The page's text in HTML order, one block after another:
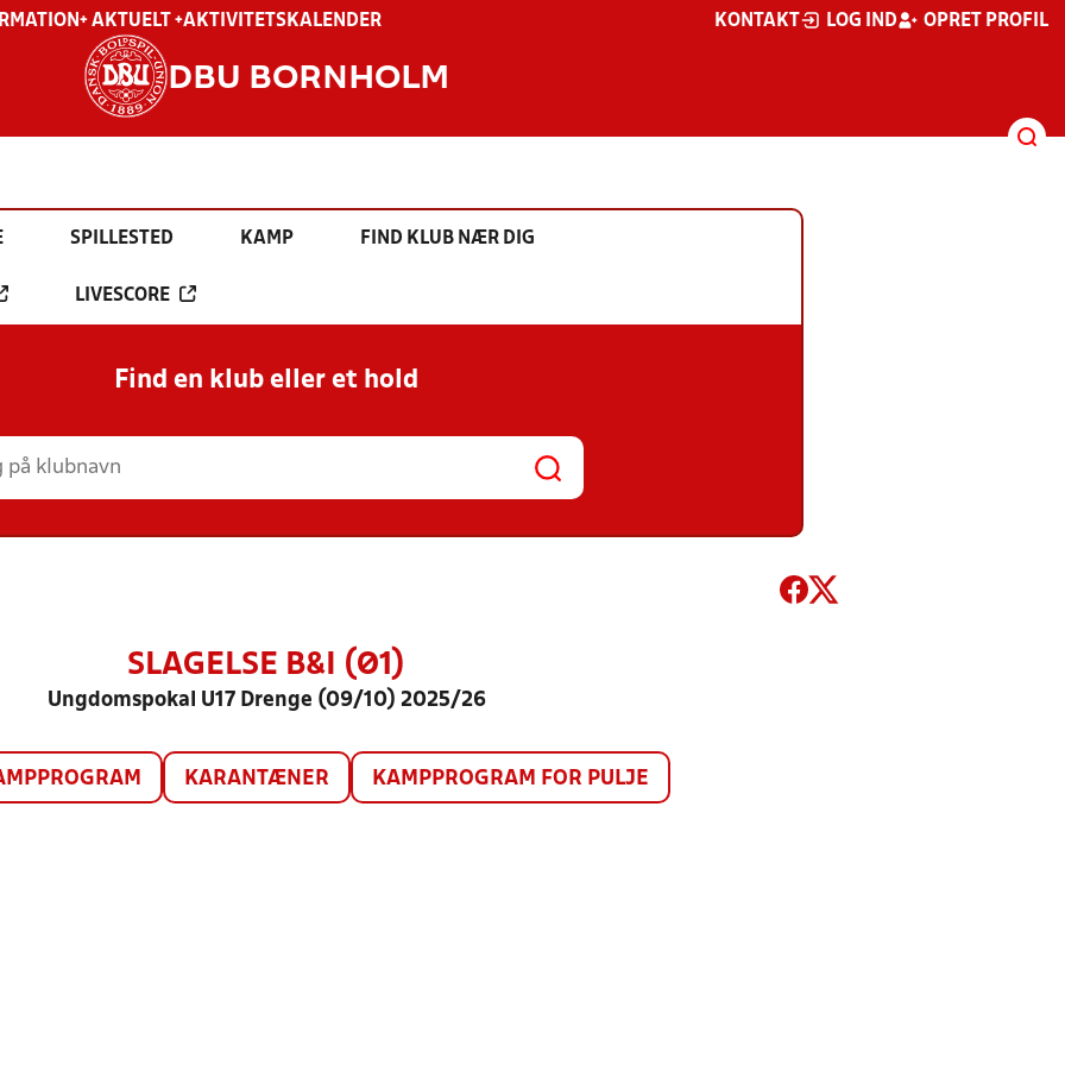
+ AKTUELT +AKTIVITETSKALENDER KONTAKT LOG IND OPRET PROFIL
DBU BORNHOLM
SPILLESTED KAMP FIND KLUB NÆR DIG
LIVESCORE
Find en klub eller et hold
SLAGELSE B&I (Ø1)
Ungdomspokal U17 Drenge (09/10) 2025/26
KARANTÆNER KAMPPROGRAM FOR PULJE